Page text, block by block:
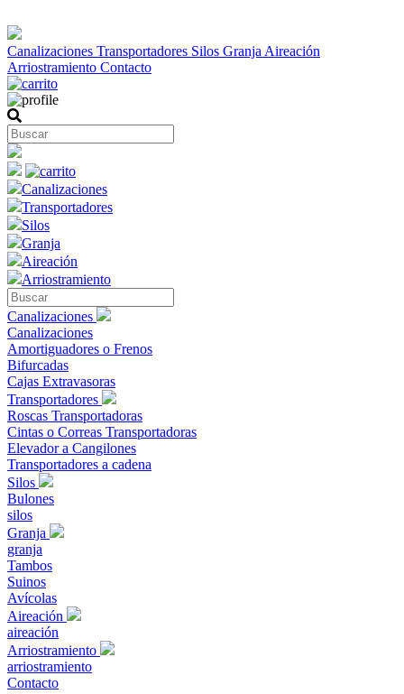
Canalizaciones Transportadores Silos Granja Aireación
Arriostramiento Contacto
Canalizaciones
Transportadores
Silos
Granja
Aireación
Arriostramiento
Canalizaciones
Canalizaciones
Amortiguadores o Frenos
Bifurcadas
Cajas Extravasoras
Transportadores
Roscas Transportadoras
Cintas o Correas Transportadoras
Elevador a Cangilones
Transportadores a cadena
Silos
Bulones
silos
Granja
granja
Tambos
Suinos
Avícolas
Aireación
aireación
Arriostramiento
arriostramiento
Contacto